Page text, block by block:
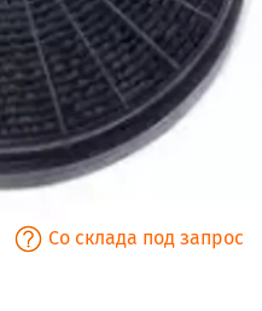
Со склада под запрос